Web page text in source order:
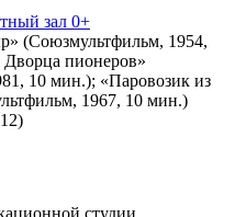
зал 0+
(Союзмультфильм, 1954,
пионеров»
10 мин.); «Паровозик из
1967, 10 мин.)
студии